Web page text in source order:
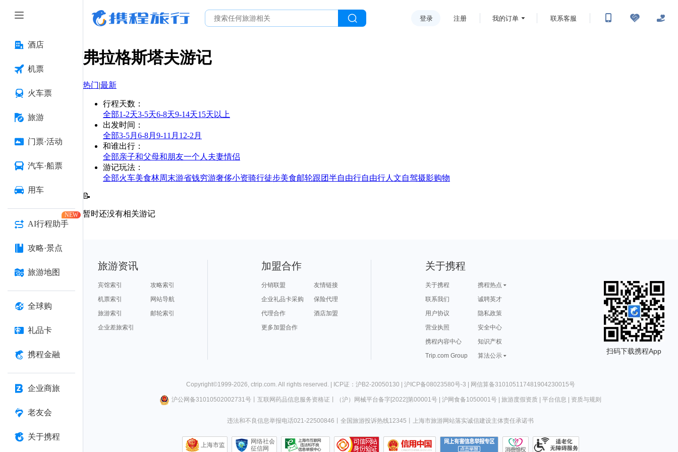
酒店
机票
火车票
旅游
门票·活动
汽车·船票
用车
AI行程助手
NEW
攻略·景点
旅游地图
全球购
礼品卡
携程金融
企业商旅
老友会
关于携程
登录 注册 我的订单 联系客服
弗拉格斯塔夫游记
热门|最新
行程天数 ：
全部1-2天3-5天6-8天9-14天15天以上
出发时间 ：
全部3-5月 6-8月 9-11月 12-2月
和谁出行 ：
全部亲子和父母和朋友一个人 夫妻情侣
游记玩法 ：
全部火车美食林周末游省钱穷游奢侈小资骑行徒步美食邮轮跟团半自由行自由行人文自驾摄影购物
📝
暂时还没有相关游记
旅游资讯
宾馆索引
攻略索引
机票索引
网站导航
旅游索引
邮轮索引
企业差旅索引
加盟合作
分销联盟
友情链接
企业礼品卡采购
保险代理
代理合作
酒店加盟
更多加盟合作
关于携程
关于携程
携程热点
联系我们
诚聘英才
用户协议
隐私政策
营业执照
安全中心
携程内容中心
知识产权
Trip.com Group
算法公示
扫码下载携程App
Copyright©1999-2026, ctrip.com. All rights reserved. | ICP证：沪B2-20050130 | 沪ICP备08023580号-3 | 网信算备310105117481904230015号
沪公网备31010502002731号丨 互联网药品信息服务资格证 （沪）网械平台备字[2022]第00001号| 沪网食备1050001号| 旅游度假资质| 平台信息 资质与规则
违法和不良信息举报电话021-22500846 全国旅游投诉热线12345 上海市旅游网站落实诚信建设主体责任承诺书
上海市监
网络社会
征信网